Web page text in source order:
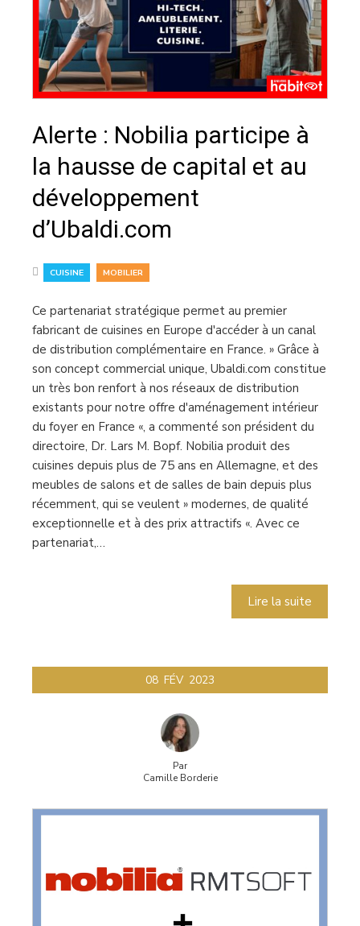
Alerte : Nobilia participe à
la hausse de capital et au
développement
d’Ubaldi.com
CUISINE MOBILIER
Ce partenariat stratégique permet au premier
fabricant de cuisines en Europe d'accéder à un canal
de distribution complémentaire en France. » Grâce à
son concept commercial unique, Ubaldi.com constitue
un très bon renfort à nos réseaux de distribution
existants pour notre offre d'aménagement intérieur
du foyer en France «, a commenté son président du
directoire, Dr. Lars M. Bopf. Nobilia produit des
cuisines depuis plus de 75 ans en Allemagne, et des
meubles de salons et de salles de bain depuis plus
récemment, qui se veulent » modernes, de qualité
exceptionnelle et à des prix attractifs «. Avec ce
partenariat,…
Lire la suite
08 FÉV 2023
Par
Camille Borderie